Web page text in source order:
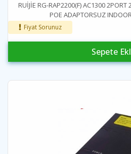
RUİJİE RG-RAP2200(F) AC1300
POE ADAPTORSUZ
Fiyat Sorunuz
Sepete